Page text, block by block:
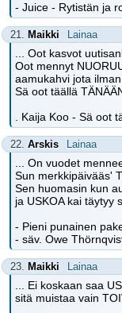
- Juice - Rytistän ja
21. Maikki Lainaa
... Oot kasvot
Oot mennyt
aamukahvi jota
Sä oot täällä
. Kaija Koo - Sä oot
22. Arskis Lainaa
... On vuodet
Sun merkkipäivääs'
Sen huomasin kun
ja USKOA kai täytyy
- Pieni punainen
- säv. Owe
23. Maikki Lainaa
... Ei koskaan saa
sitä muistaa vain